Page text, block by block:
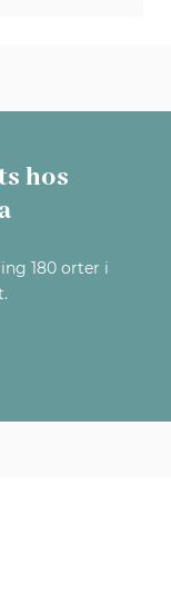
hos
180 orter i